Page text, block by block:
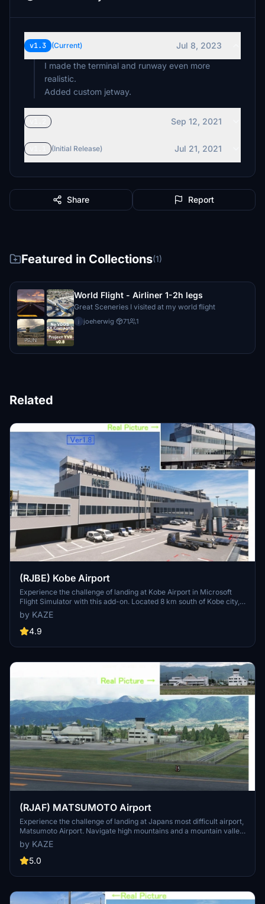
v1.3 (Current)
Jul 8, 2023
I made the terminal and runway even more
realistic.
Added custom jetway.
Sep 12, 2021
(Initial Release) Jul 21, 2021
Share Report
Featured in Collections(1)
World Flight - Airliner 1-2h legs
Great Sceneries I visited at my world flight
j joeherwig· 71 1
Related
(RJBE) Kobe Airport
Experience the challenge of landing at Kobe Airport in Microsoft
Flight Simulator with this add-on. Located 8 km south of Kobe city,
the airport features a unique approach over the sea and through the
Akashi Big Bridge. Version 1.8 includes enhancements like realistic
tire marks, improved textures, and added details for a more
by KAZE
4.9
(RJAF) MATSUMOTO Airport
Experience the challenge of landing at Japans most difficult airport,
Matsumoto Airport. Navigate high mountains and a mountain valley
approach before landing at 2100FT. Ver1.5.1 update includes fixes
for parking lot elevation, taxiway slope, and enhanced terminal
visuals. Ensure to delete old files and replace them with the updated
by KAZE
5.0